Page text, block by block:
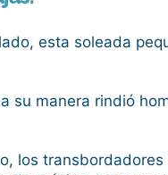
esta soleada
su manera rindió
los